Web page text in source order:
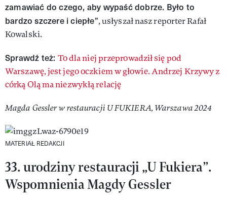
zamawiać do czego, aby wypaść dobrze. Było to
bardzo szczere i ciepłe”, usłyszał nasz reporter Rafał
Kowalski.
Sprawdź też: To dla niej przeprowadził się pod
Warszawę, jest jego oczkiem w głowie. Andrzej Krzywy z
córką Olą ma niezwykłą relację
Magda Gessler w restauracji U FUKIERA, Warszawa 2024
MATERIAŁ REDAKCJI
33. urodziny restauracji „U Fukiera”.
Wspomnienia Magdy Gessler